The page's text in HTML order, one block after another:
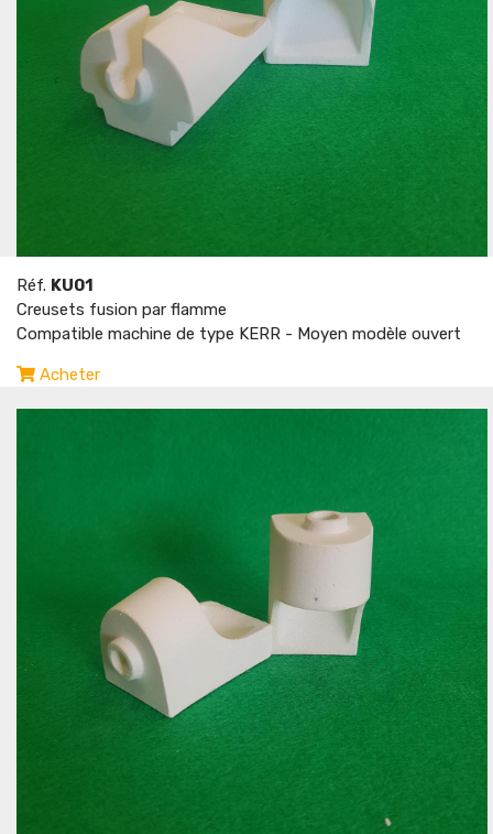
Réf. KU01
Creusets fusion par flamme
Compatible machine de type KERR - Moyen modèle ouvert
Acheter